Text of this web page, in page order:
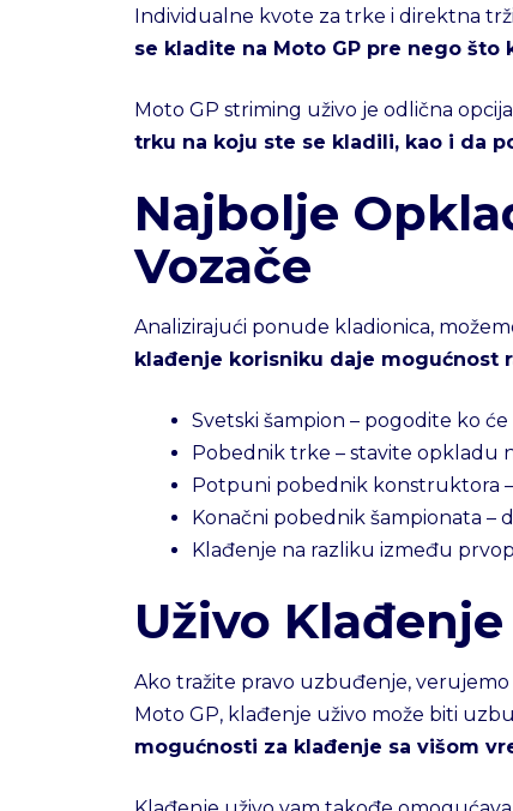
Individualne kvote za trke i direktna
se kladite na Moto GP pre nego što
Moto GP striming uživo je odlična
trku na koju ste se kladili, kao i da
Najbolje
Vozače
Analizirajući ponude kladionica,
klađenje korisniku daje mogućnost
Svetski šampion – pogodite ko
Pobednik trke – stavite opkladu
Potpuni pobednik konstruktora
Konačni pobednik šampionata –
Klađenje na razliku između
Uživo
Ako tražite pravo uzbuđenje,
Moto GP, klađenje uživo može biti
mogućnosti za klađenje sa višom